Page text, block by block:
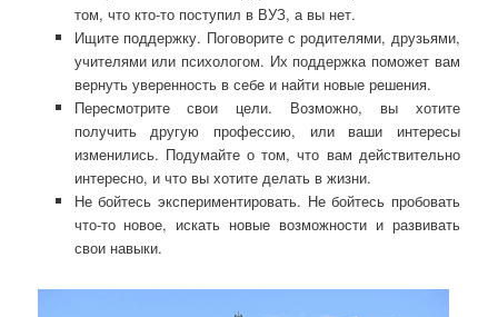
том, что кто-то поступил в ВУЗ, а вы нет.
Ищите поддержку. Поговорите с родителями, друзьями,
учителями или психологом. Их поддержка поможет вам
вернуть уверенность в себе и найти новые решения.
Пересмотрите свои цели. Возможно, вы хотите
получить другую профессию, или ваши интересы
изменились. Подумайте о том, что вам действительно
интересно, и что вы хотите делать в жизни.
Не бойтесь экспериментировать. Не бойтесь пробовать
что-то новое, искать новые возможности и развивать
свои навыки.